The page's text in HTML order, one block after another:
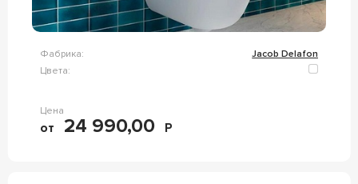
Фабрика:
Jacob Delafon
Цвета:
Цена
от 24 990,00 Р